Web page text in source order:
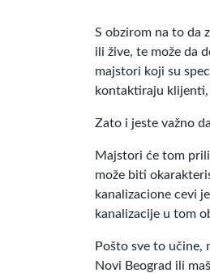
S obzirom na to da
ili žive, te može da
majstori koji su
kontaktiraju klijenti,
Zato i jeste važno
Majstori će tom
može biti
kanalizacione cevi
kanalizacije u tom
Pošto sve to učine,
Novi Beograd ili